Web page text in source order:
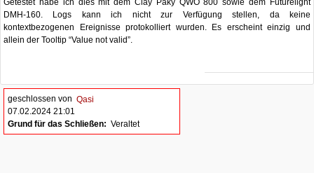
DMH-160. Logs kann ich nicht zur Verfügung stellen, da keine
kontextbezogenen Ereignisse protokolliert wurden. Es erscheint einzig und
allein der Tooltip “Value not valid”.
geschlossen von Qasi
07.02.2024 21:01
Grund für das Schließen: Veraltet